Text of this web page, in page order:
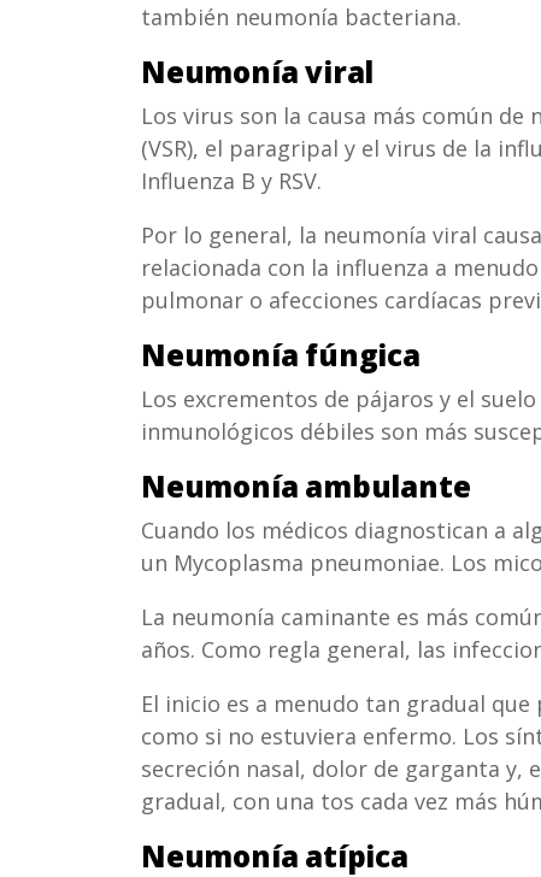
también neumonía bacteriana.
Neumonía viral
Los virus son la causa más común
(VSR), el paragripal y el virus de la
Influenza B y RSV.
Por lo general, la neumonía viral
relacionada con la influenza a
pulmonar o afecciones cardíacas
Neumonía fúngica
Los excrementos de pájaros y el
inmunológicos débiles son más
Neumonía ambulante
Cuando los médicos diagnostican a
un Mycoplasma pneumoniae. Los
La neumonía caminante es más
años. Como regla general, las
El inicio es a menudo tan gradual
como si no estuviera enfermo. Los
secreción nasal, dolor de garganta y,
gradual, con una tos cada vez más
Neumonía atípica